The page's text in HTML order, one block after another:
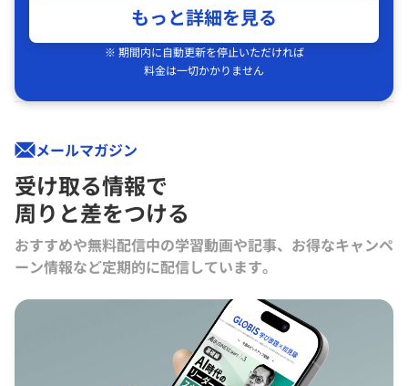
もっと詳細を見る
※ 期間内に自動更新を停止いただければ
料金は一切かかりません
メールマガジン
受け取る情報で
周りと差をつける
おすすめや無料配信中の学習動画や記事、お得なキャンペ
ーン情報など定期的に配信しています。